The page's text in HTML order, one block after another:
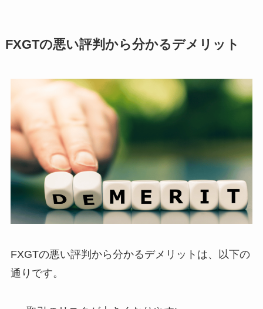
FXGTの悪い評判から分かるデメリット
FXGTの悪い評判から分かるデメリットは、以下の
通りです。